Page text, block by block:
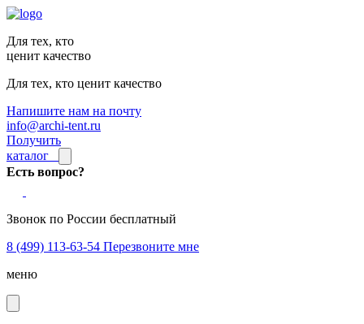
Для тех, кто
ценит качество
Для тех, кто ценит качество
Напишите нам на почту
info@archi-tent.ru
Получить
каталог
Есть вопрос?
Звонок по России бесплатный
8 (499) 113-63-54 Перезвоните мне
меню